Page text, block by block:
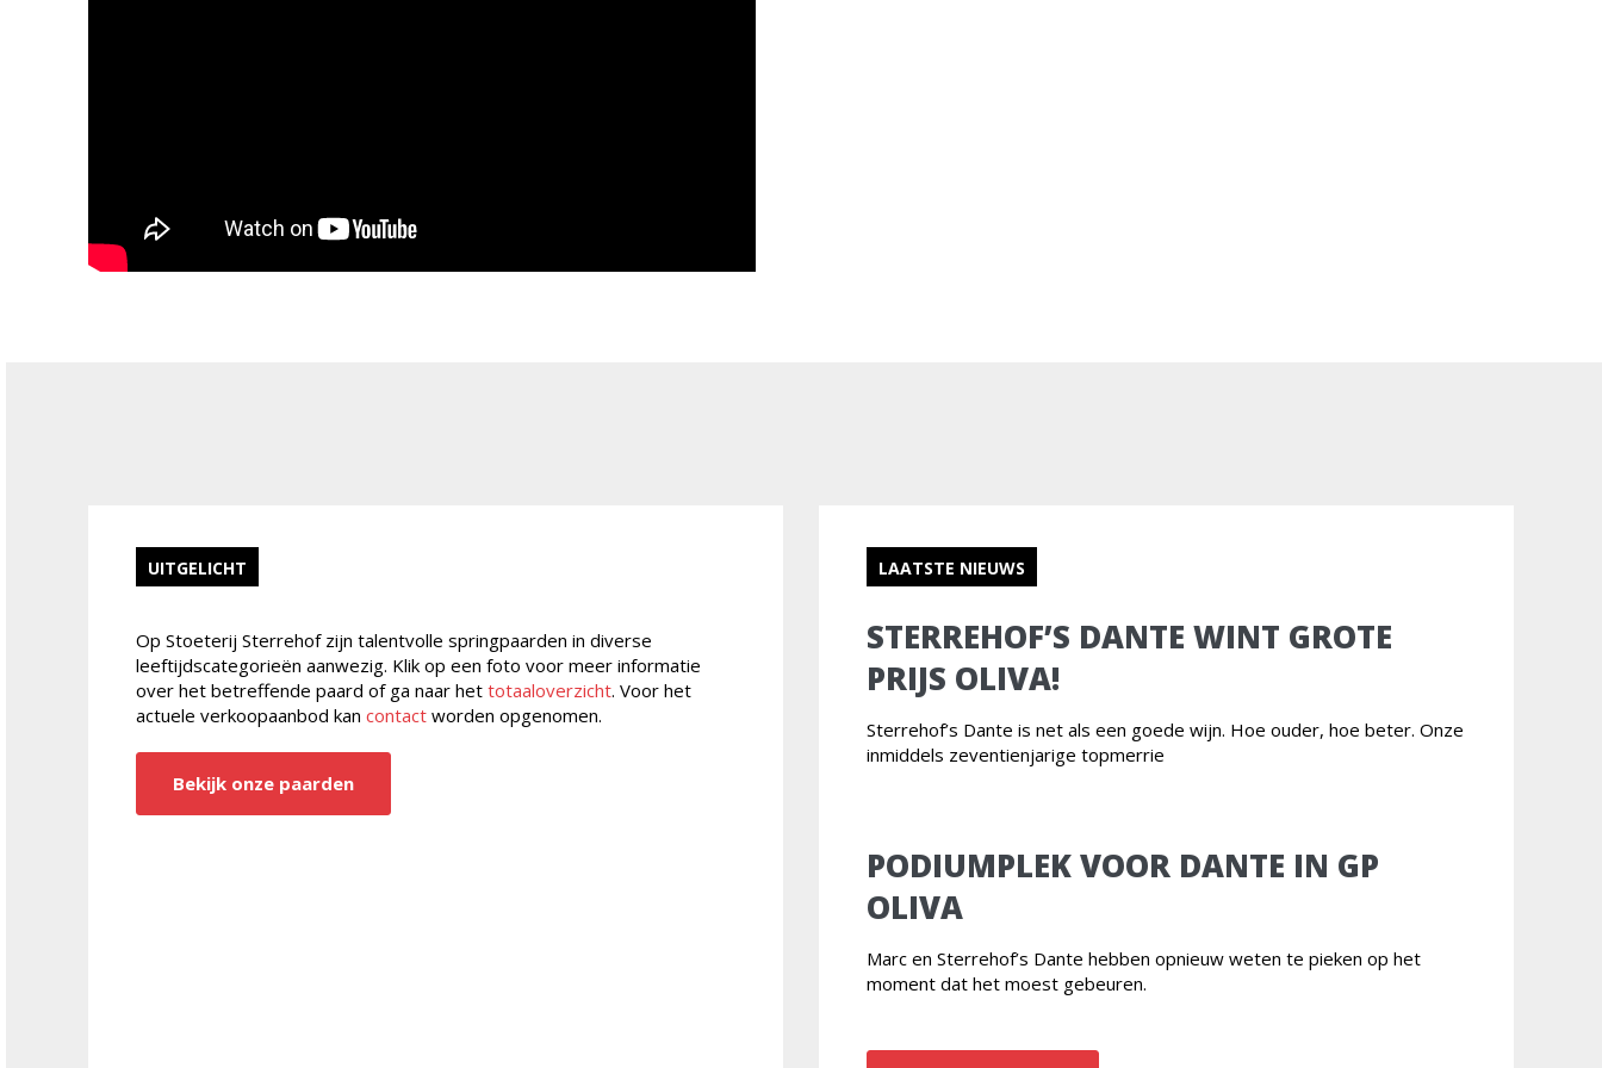
UITGELICHT
Op Stoeterij Sterrehof zijn talentvolle springpaarden in diverse
leeftijdscategorieën aanwezig. Klik op een foto voor meer informatie
over het betreffende paard of ga naar hettotaaloverzicht. Voor het
actuele verkoopaanbod kancontact worden opgenomen.
Bekijk onze paarden
LAATSTE NIEUWS
STERREHOF’S DANTE WINT GROTE
PRIJS OLIVA!
Sterrehof’s Dante is net als een goede wijn. Hoe ouder, hoe beter. Onze
inmiddels zeventienjarige topmerrie
PODIUMPLEK VOOR DANTE IN GP
OLIVA
Marc en Sterrehof’s Dante hebben opnieuw weten te pieken op het
moment dat het moest gebeuren.